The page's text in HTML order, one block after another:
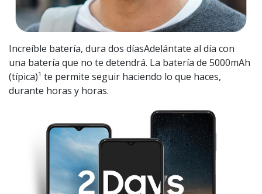
Increíble batería, dura dos díasAdelántate al día con
una batería que no te detendrá. La batería de 5000mAh
(típica)¹ te permite seguir haciendo lo que haces,
durante horas y horas.